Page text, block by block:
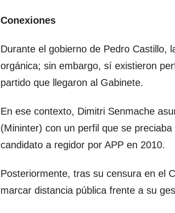
Conexiones
Durante el gobierno de Pedro Castillo,
orgánica; sin embargo, sí existieron
partido que llegaron al Gabinete.
En ese contexto, Dimitri Senmache
(Mininter) con un perfil que se
candidato a regidor por APP en 2010.
Posteriormente, tras su censura en el
marcar distancia pública frente a su